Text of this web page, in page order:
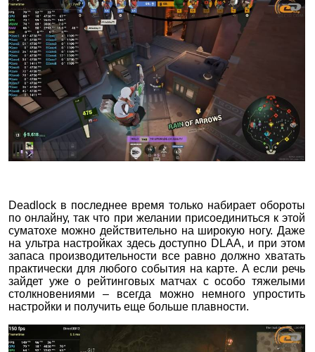
Deadlock в последнее время только набирает обороты
по онлайну, так что при желании присоединиться к этой
суматохе можно действительно на широкую ногу. Даже
на ультра настройках здесь доступно DLAA, и при этом
запаса производительности все равно должно хватать
практически для любого события на карте. А если речь
зайдет уже о рейтинговых матчах с особо тяжелыми
столкновениями – всегда можно немного упростить
настройки и получить еще больше плавности.